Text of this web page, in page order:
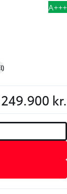
A+++
249.900 kr.